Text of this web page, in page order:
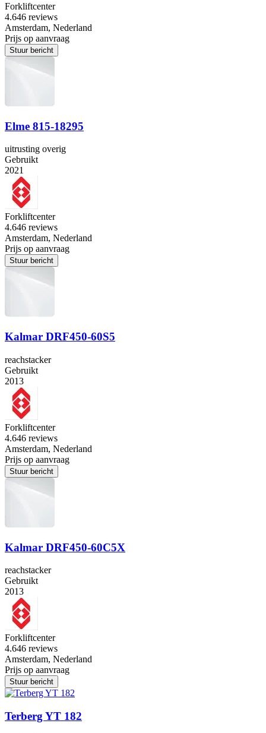
Forkliftcenter
4.646 reviews
Amsterdam, Nederland
Prijs op aanvraag
Stuur bericht
Elme 815-18295
uitrusting overig
Gebruikt
2021
Forkliftcenter
4.646 reviews
Amsterdam, Nederland
Prijs op aanvraag
Stuur bericht
Kalmar DRF450-60S5
reachstacker
Gebruikt
2013
Forkliftcenter
4.646 reviews
Amsterdam, Nederland
Prijs op aanvraag
Stuur bericht
Kalmar DRF450-60C5X
reachstacker
Gebruikt
2013
Forkliftcenter
4.646 reviews
Amsterdam, Nederland
Prijs op aanvraag
Stuur bericht
Terberg YT 182